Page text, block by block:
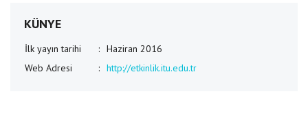
KÜNYE
İlk yayın tarihi : Haziran 2016
Web Adresi
: http://etkinlik.itu.edu.tr